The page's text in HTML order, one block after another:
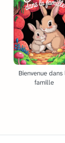
Bienvenue dans
famille